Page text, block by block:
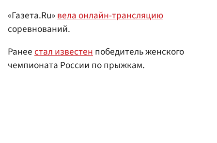
«Газета.Ru»вела онлайн-трансляцию
соревнований.
Ранеестал известенпобедитель женского
чемпионата России по прыжкам.